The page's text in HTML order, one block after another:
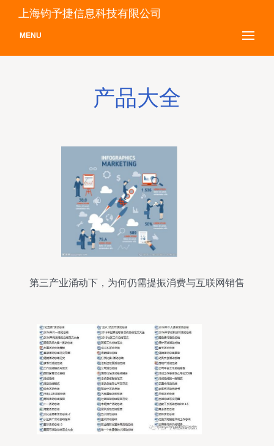
上海钧予捷信息科技有限公司
MENU
产品大全
第三产业涌动下，为何仍需提振消费与互联网销售